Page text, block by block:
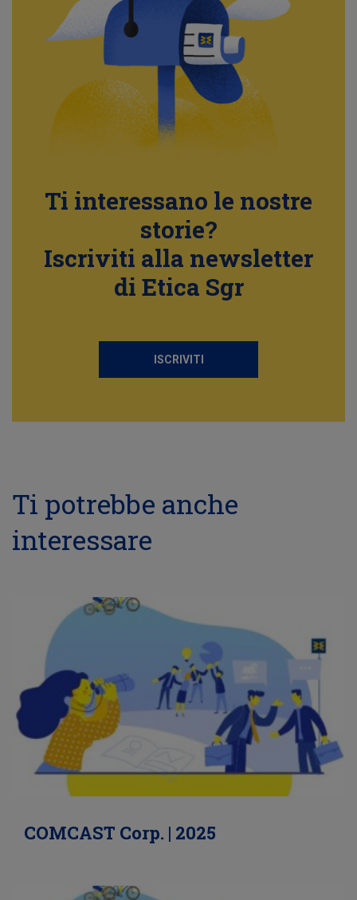
Ti interessano le nostre
storie?
Iscriviti alla newsletter
di Etica Sgr
ISCRIVITI
Ti potrebbe anche
interessare
COMCAST Corp. | 2025